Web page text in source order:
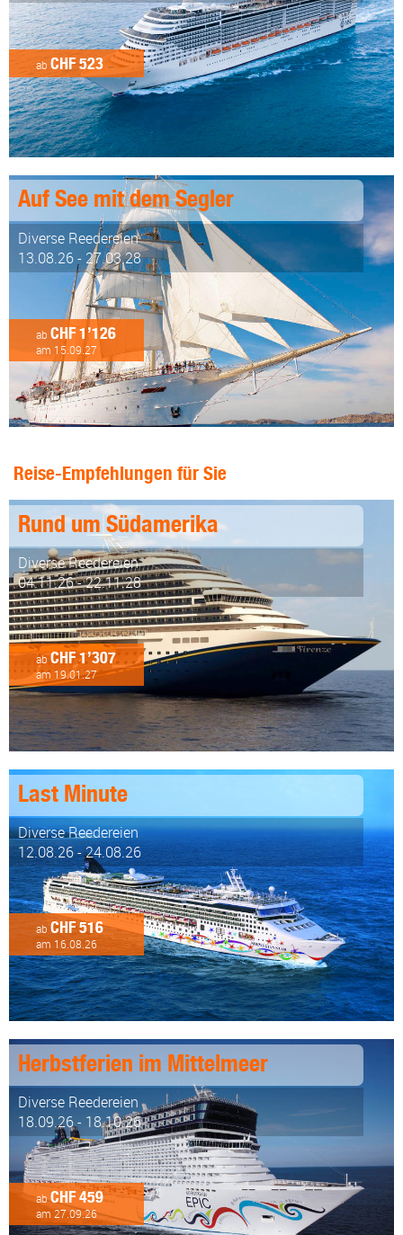
ab CHF 523
Auf See mit dem Segler
Diverse Reedereien
13.08.26 - 27.03.28
ab CHF 1’126
am 15.09.27
Reise-Empfehlungen für Sie
Rund um Südamerika
Diverse Reedereien
04.11.26 - 22.11.28
abCHF 1’307
am 19.01.27
Last Minute
Diverse Reedereien
12.08.26 - 24.08.26
ab CHF 516
am 16.08.26
Herbstferien im Mittelmeer
Diverse Reedereien
18.09.26 - 18.10.26
abCHF 459
am 27.09.26